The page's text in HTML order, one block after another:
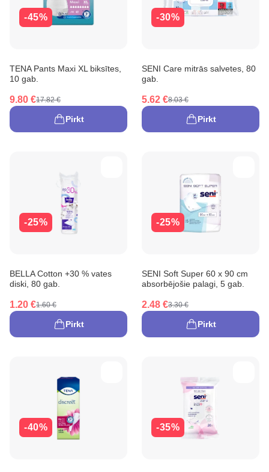
-45%
TENA Pants Maxi XL biksītes,
10 gab.
9.80 €17.82 €
Pirkt
-30%
SENI Care mitrās salvetes, 80
gab.
5.62 €8.03 €
Pirkt
-25%
BELLA Cotton +30 % vates
diski, 80 gab.
1.20 €1.60 €
Pirkt
-25%
SENI Soft Super 60 x 90 cm
absorbējošie palagi, 5 gab.
2.48 €3.30 €
Pirkt
-40% -35%